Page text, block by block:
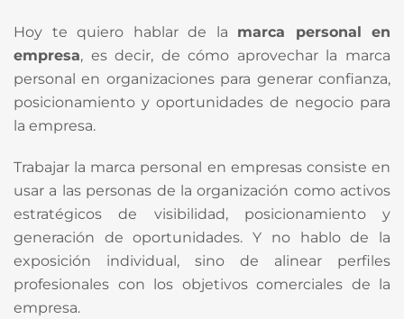
Hoy te quiero hablar de la marca personal en
empresa, es decir, de cómo aprovechar la marca
personal en organizaciones para generar confianza,
posicionamiento y oportunidades de negocio para
la empresa.
Trabajar la marca personal en empresas consiste en
usar a las personas de la organización como activos
estratégicos de visibilidad, posicionamiento y
generación de oportunidades. Y no hablo de la
exposición individual, sino de alinear perfiles
profesionales con los objetivos comerciales de la
empresa.